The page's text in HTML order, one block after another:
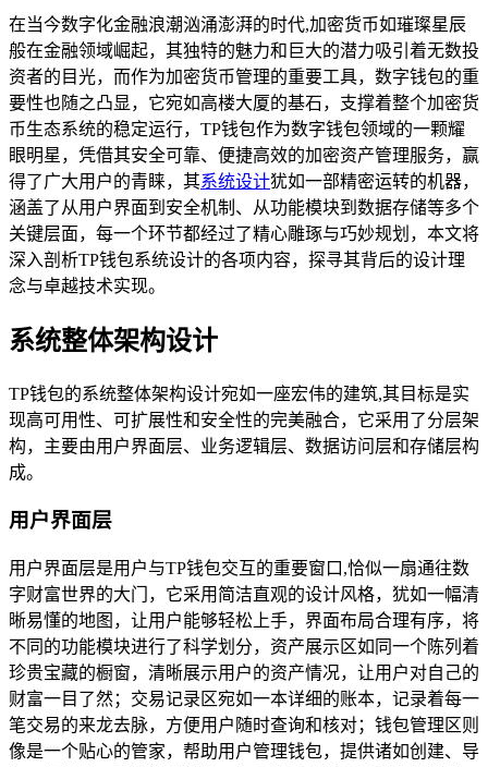
在当今数字化金融浪潮汹涌澎湃的时代,加密货币如璀璨星辰
般在金融领域崛起，其独特的魅力和巨大的潜力吸引着无数投
资者的目光，而作为加密货币管理的重要工具，数字钱包的重
要性也随之凸显，它宛如高楼大厦的基石，支撑着整个加密货
币生态系统的稳定运行，TP钱包作为数字钱包领域的一颗耀
眼明星，凭借其安全可靠、便捷高效的加密资产管理服务，赢
得了广大用户的青睐，其系统设计犹如一部精密运转的机器，
涵盖了从用户界面到安全机制、从功能模块到数据存储等多个
关键层面，每一个环节都经过了精心雕琢与巧妙规划，本文将
深入剖析TP钱包系统设计的各项内容，探寻其背后的设计理
念与卓越技术实现。
系统整体架构设计
TP钱包的系统整体架构设计宛如一座宏伟的建筑,其目标是实
现高可用性、可扩展性和安全性的完美融合，它采用了分层架
构，主要由用户界面层、业务逻辑层、数据访问层和存储层构
成。
用户界面层
用户界面层是用户与TP钱包交互的重要窗口,恰似一扇通往数
字财富世界的大门，它采用简洁直观的设计风格，犹如一幅清
晰易懂的地图，让用户能够轻松上手，界面布局合理有序，将
不同的功能模块进行了科学划分，资产展示区如同一个陈列着
珍贵宝藏的橱窗，清晰展示用户的资产情况，让用户对自己的
财富一目了然；交易记录区宛如一本详细的账本，记录着每一
笔交易的来龙去脉，方便用户随时查询和核对；钱包管理区则
像是一个贴心的管家，帮助用户管理钱包，提供诸如创建、导